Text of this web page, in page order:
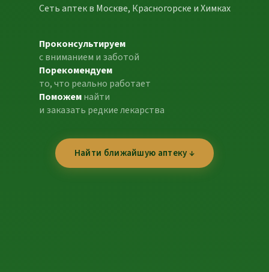
Сеть аптек в Москве, Красногорске и Химках
Проконсультируем
с вниманием и заботой
Порекомендуем
то, что реально работает
Поможем найти
и заказать редкие лекарства
Найти ближайшую аптеку ↓